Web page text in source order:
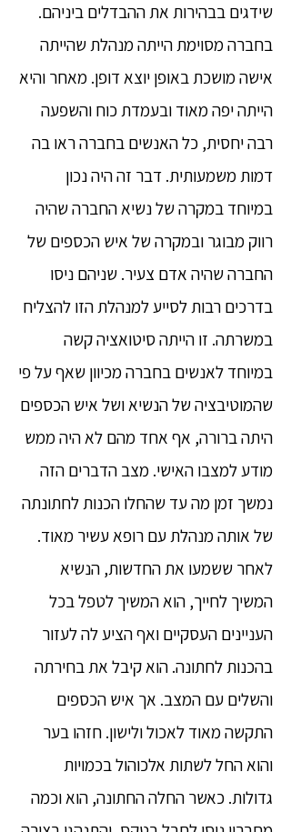
שידגים בבהירות את ההבדלים ביניהם.
בחברה מסוימת הייתה מנהלת שהייתה
אישה מושכת באופן יוצא דופן. מאחר והיא
הייתה יפה מאוד ובעמדת כוח והשפעה
רבה יחסית, כל האנשים בחברה ראו בה
דמות משמעותית. דבר זה היה נכון
במיוחד במקרה של נשיא החברה שהיה
רווק מבוגר ובמקרה של איש הכספים של
החברה שהיה אדם צעיר. שניהם ניסו
בדרכים רבות לסייע למנהלת הזו להצליח
במשרתה. זו הייתה סיטואציה קשה
במיוחד לאנשים בחברה מכיוון שאף על פי
שהמוטיבציה של הנשיא ושל איש הכספים
היתה ברורה, אף אחד מהם לא היה ממש
מודע למצבו האישי. מצב הדברים הזה
נמשך זמן מה עד שהחלו הכנות לחתונתה
של אותה מנהלת עם רופא עשיר מאוד.
לאחר ששמעו את החדשות, הנשיא
המשיך לחייך, הוא המשיך לטפל בכל
העניינים העסקיים ואף הציע לה לעזור
בהכנות לחתונה. הוא קיבל את בחירתה
והשלים עם המצב. אך איש הכספים
התקשה מאוד לאכול ולישון. חזהו בער
והוא החל לשתות אלכוהול בכמויות
גדולות. כאשר החלה החתונה, הוא וכמה